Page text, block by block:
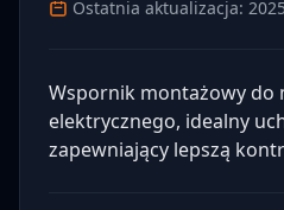
Ostatnia aktualizacja:
Wspornik montażowy do
elektrycznego, idealny
zapewniający lepszą